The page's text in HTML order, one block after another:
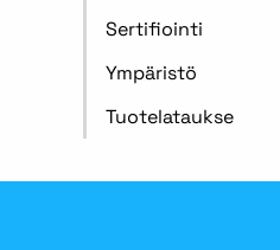
Sertifiointi
Ympäristö
Tuotelataukse